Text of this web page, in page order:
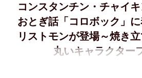
コンスタンチン・チャイ
おとぎ話「コロボック」
リストモンが登場～焼き
丸いキャラクター
コンスタンチン・チャイキン、「